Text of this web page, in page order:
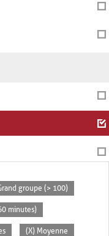
groupe (> 100)
minutes)
(X) Moyenne